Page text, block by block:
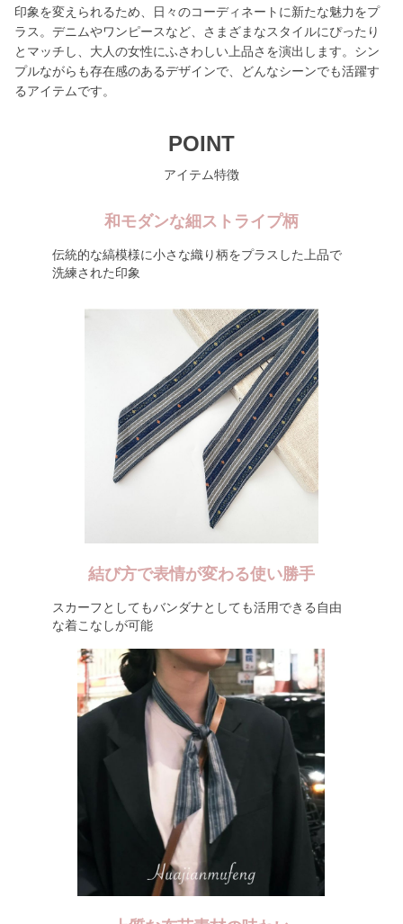
印象を変えられるため、日々のコーディネートに新たな魅力をプ
ラス。デニムやワンピースなど、さまざまなスタイルにぴったり
とマッチし、大人の女性にふさわしい上品さを演出します。シン
プルながらも存在感のあるデザインで、どんなシーンでも活躍す
るアイテムです。
POINT
アイテム特徴
和モダンな細ストライプ柄
伝統的な縞模様に小さな織り柄をプラスした上品で
洗練された印象
結び方で表情が変わる使い勝手
スカーフとしてもバンダナとしても活用できる自由
な着こなしが可能